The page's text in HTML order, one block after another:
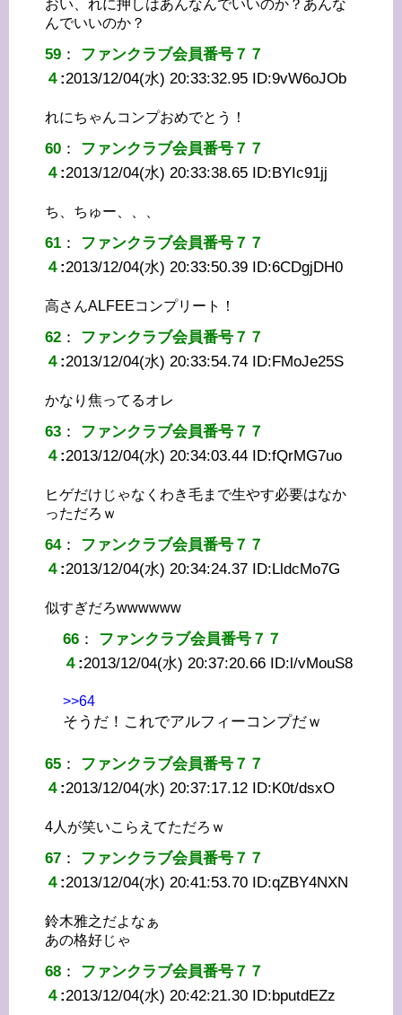
おい、れに押しはあんなんでいいのか？あんな
んでいいのか？
59 ： ファンクラブ会員番号７７
４ :2013/12/04(水) 20:33:32.95 ID:9vW6oJOb
れにちゃんコンプおめでとう！
60 ： ファンクラブ会員番号７７
４ :2013/12/04(水) 20:33:38.65 ID:BYIc91jj
ち、ちゅー、、、
61 ： ファンクラブ会員番号７７
４ :2013/12/04(水) 20:33:50.39 ID:6CDgjDH0
高さんALFEEコンプリート！
62 ： ファンクラブ会員番号７７
４ :2013/12/04(水) 20:33:54.74 ID:FMoJe25S
かなり焦ってるオレ
63 ： ファンクラブ会員番号７７
４ :2013/12/04(水) 20:34:03.44 ID:fQrMG7uo
ヒゲだけじゃなくわき毛まで生やす必要はなか
っただろｗ
64： ファンクラブ会員番号７７
４ :2013/12/04(水) 20:34:24.37 ID:LldcMo7G
似すぎだろwwwwww
66 ： ファンクラブ会員番号７７
４ :2013/12/04(水) 20:37:20.66 ID:l/vMouS8
>>64
そうだ！これでアルフィーコンプだｗ
65 ： ファンクラブ会員番号７７
４ :2013/12/04(水) 20:37:17.12 ID:K0t/dsxO
4人が笑いこらえてただろｗ
67 ： ファンクラブ会員番号７７
４ :2013/12/04(水) 20:41:53.70 ID:qZBY4NXN
鈴木雅之だよなぁ
あの格好じゃ
68 ： ファンクラブ会員番号７７
４ :2013/12/04(水) 20:42:21.30 ID:bputdEZz